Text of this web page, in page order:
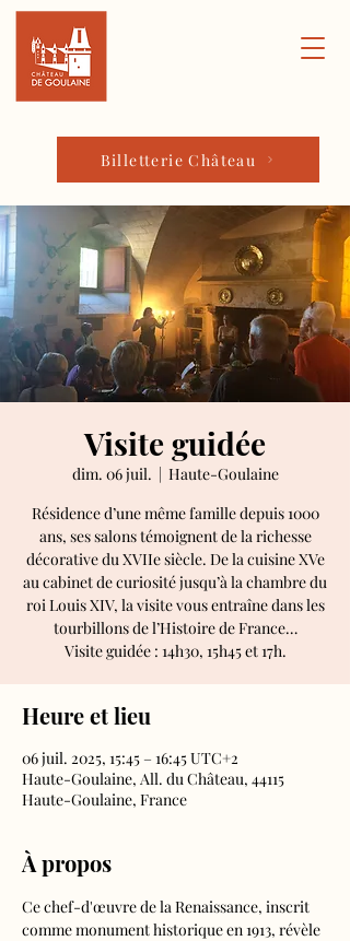
Billetterie Château
Visite guidée
dim. 06 juil.
  |
Haute-Goulaine
Résidence d’une même famille depuis 1000
ans, ses salons témoignent de la richesse
décorative du XVIIe siècle. De la cuisine XVe
au cabinet de curiosité jusqu’à la chambre du
roi Louis XIV, la visite vous entraîne dans les
tourbillons de l’Histoire de France…
Visite guidée : 14h30, 15h45 et 17h.
Heure et lieu
06 juil. 2025, 15:45 – 16:45 UTC+2
Haute-Goulaine, All. du Château, 44115
Haute-Goulaine, France
À propos
Ce chef-d'œuvre de la Renaissance, inscrit
comme monument historique en 1913, révèle